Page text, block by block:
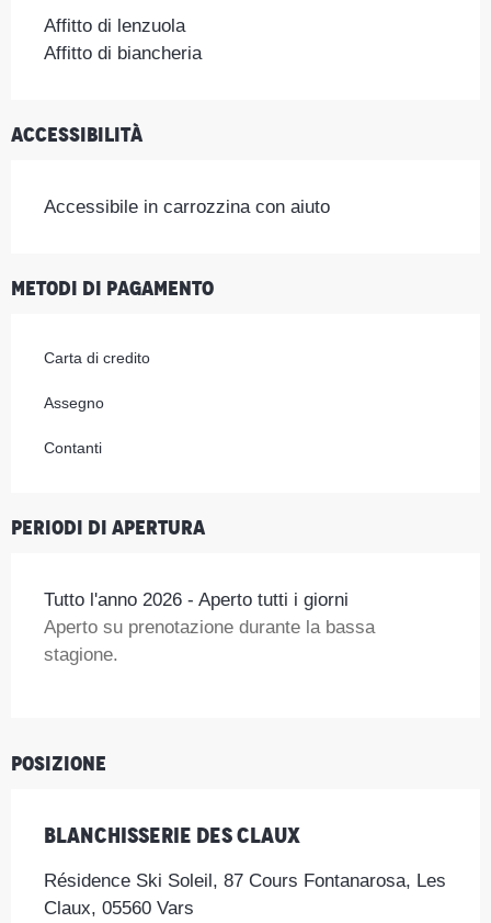
Affitto di lenzuola
Affitto di biancheria
Accessibilità
Accessibile in carrozzina con aiuto
Metodi di pagamento
Carta di credito
Assegno
Contanti
Periodi di apertura
Tutto l'anno 2026 - Aperto tutti i giorni
Aperto su prenotazione durante la bassa
stagione.
Posizione
Blanchisserie des Claux
Résidence Ski Soleil, 87 Cours Fontanarosa, Les
Claux, 05560 Vars